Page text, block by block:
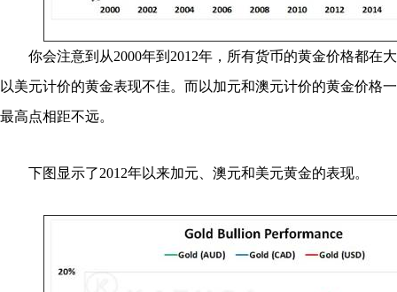
你会注意到从2000年到2012年，所有货币的黄金价格都在
以美元计价的黄金表现不佳。而以加元和澳元计价的黄金价格
最高点相距不远。
下图显示了2012年以来加元、澳元和美元黄金的表现。